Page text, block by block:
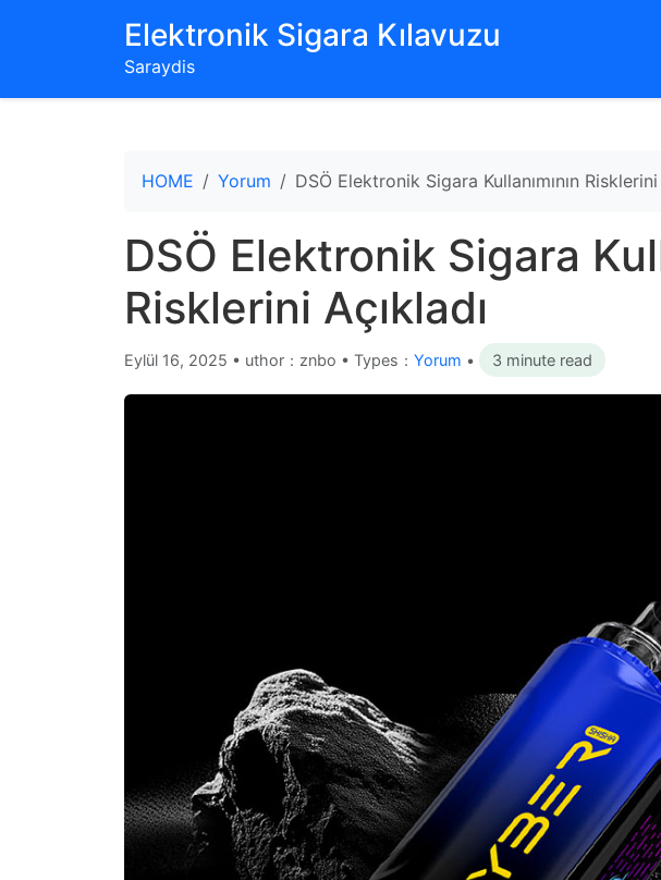
‌Elektronik Sigara Kılavuzu‌
Saraydis
HOME Yorum DSÖ Elektronik Sigara Kullanımının Risklerini
DSÖ Elektronik Sigara
Risklerini Açıkladı
Eylül 16, 2025 • uthor：znbo • Types： Yorum • 3 minute read